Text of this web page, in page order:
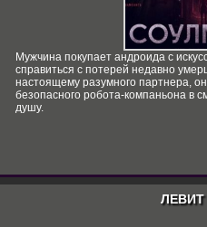
Мужчина покупает андроида с
справиться с потерей недавно
настоящему разумного партнера,
безопасного робота-компаньона в
душу.
ЛЕВИТ